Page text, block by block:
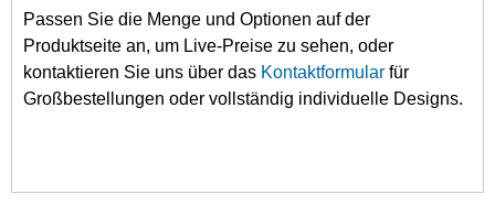
Passen Sie die Menge und Optionen auf der
Produktseite an, um Live-Preise zu sehen, oder
kontaktieren Sie uns über das Kontaktformular für
Großbestellungen oder vollständig individuelle Designs.